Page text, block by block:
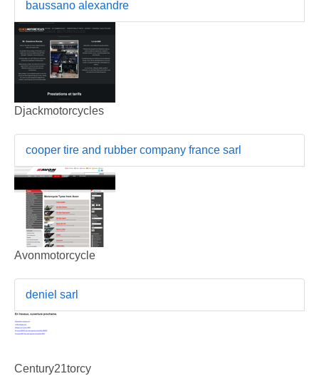
baussano alexandre
Djackmotorcycles
cooper tire and rubber company france sarl
Avonmotorcycle
deniel sarl
Century21torcy